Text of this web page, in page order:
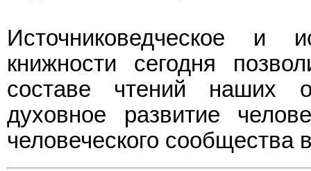
Источниковедческое и
книжности сегодня
составе чтений наших
духовное развитие
человеческого сообщества